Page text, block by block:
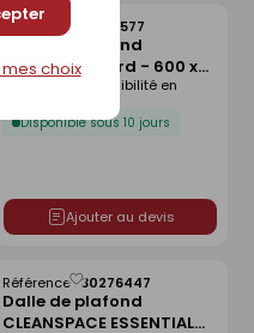
choix
Dalle de plafond
AQUATEC board - 600 x
Référence : 30291577
Disponible sous 10 jours
Voir prix et disponibilité en
Ajouter au devis
Enregistrer
comme
liste
Dalle de plafond
CLEANSPACE ESSENTIAL
Référence :30276447
Enregistrer
comme
liste